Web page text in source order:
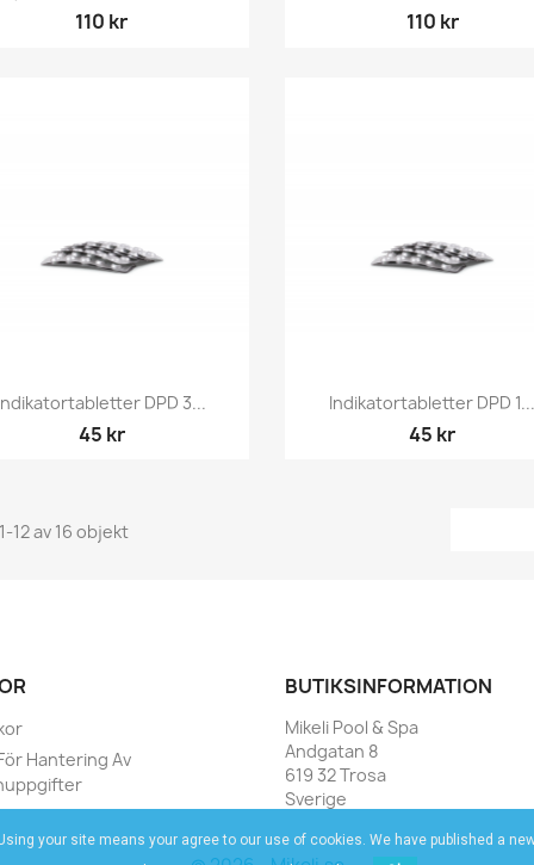
110 kr 110 kr
SnabbvyDPD 3...
45 kr
Snabbvy
Indikatortabletter DPD 1...
45 kr
12 av 16 objekt
Hantering Av
BUTIKSINFORMATION
Mikeli Pool & Spa
Andgatan 8
619 32 Trosa
Sverige
your site means your agree to our use of cookies. We have published a